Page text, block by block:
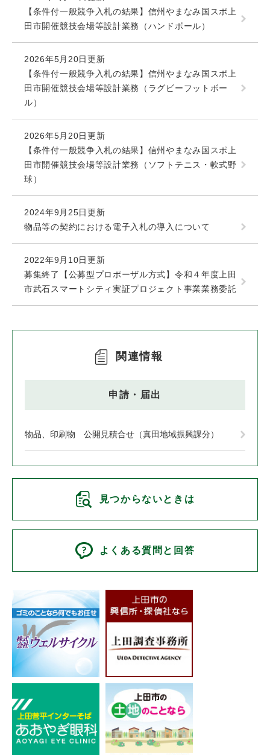
【条件付一般競争入札の結果】信州やまなみ国スポ上
田市開催競技会場等設計業務（ハンドボール）
2026年5月20日更新
【条件付一般競争入札の結果】信州やまなみ国スポ上
田市開催競技会場等設計業務（ラグビーフットボー
ル）
2026年5月20日更新
【条件付一般競争入札の結果】信州やまなみ国スポ上
田市開催競技会場等設計業務（ソフトテニス・軟式野
球）
2024年9月25日更新
物品等の契約における電子入札の導入について
2022年9月10日更新
募集終了【公募型プロポーザル方式】令和４年度上田
市武石スマートシティ実証プロジェクト事業業務委託
関連情報
申請・届出
物品、印刷物 公開見積合せ（真田地域振興課分）
見つからないときは
よくある質問と回答